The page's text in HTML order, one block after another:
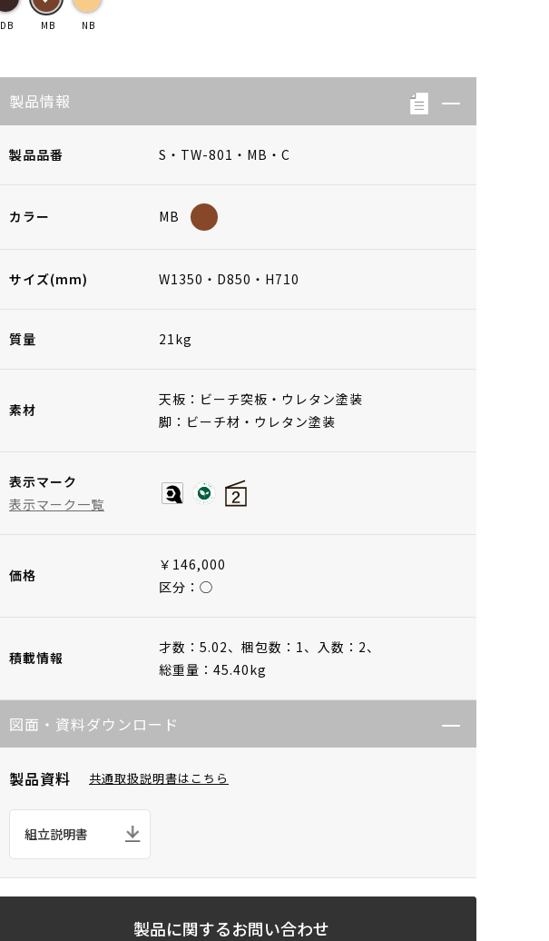
DB MB NB
製品情報
製品品番 S・TW-801・MB・C
カラー MB
サイズ(mm) W1350・D850・H710
質量 21kg
素材
天板：ビーチ突板・ウレタン塗装
脚：ビーチ材・ウレタン塗装
表示マーク
表示マーク一覧
価格
￥146,000
区分：◯
積載情報
才数：5.02、 梱包数：1、 入数：2、
総重量：45.40kg
図面・資料ダウンロード
製品資料 共通取扱説明書はこちら
組立説明書
製品に関するお問い合わせ